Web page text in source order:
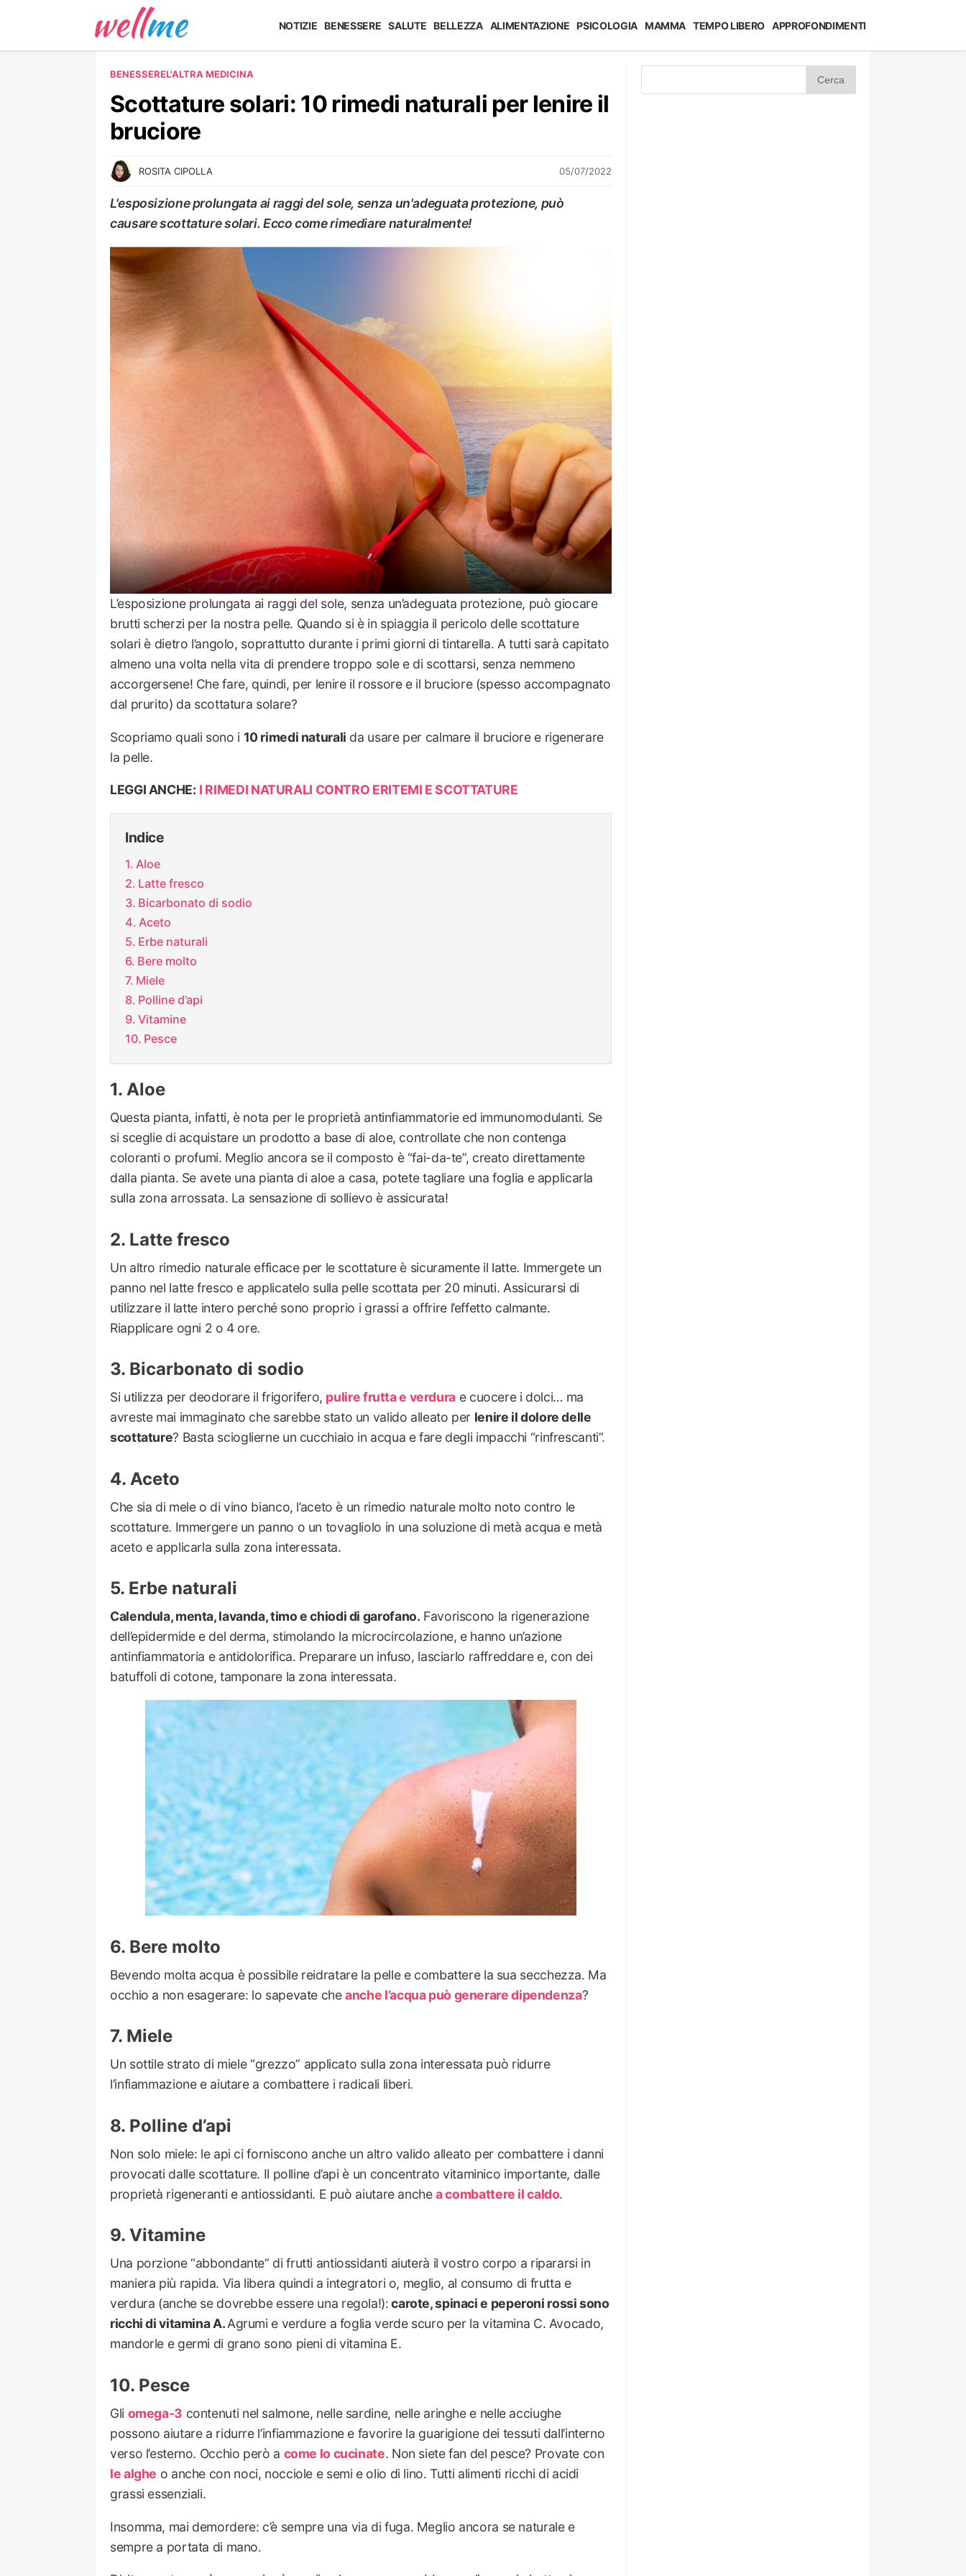
NOTIZIE BENESSERE SALUTE BELLEZZA ALIMENTAZIONE PSICOLOGIA MAMMA TEMPO LIBERO APPROFONDIMENTI
BENESSEREL'ALTRA MEDICINA
Scottature solari: 10 rimedi naturali per lenire il
bruciore
ROSITA CIPOLLA 05/07/2022
L'esposizione prolungata ai raggi del sole, senza un'adeguata protezione, può
causare scottature solari. Ecco come rimediare naturalmente!
L'ALTRA MEDICINA
L’esposizione prolungata ai raggi del sole, senza un’adeguata protezione, può giocare
brutti scherzi per la nostra pelle. Quando si è in spiaggia il pericolo delle scottature
solari è dietro l’angolo, soprattutto durante i primi giorni di tintarella. A tutti sarà capitato
almeno una volta nella vita di prendere troppo sole e di scottarsi, senza nemmeno
accorgersene! Che fare, quindi, per lenire il rossore e il bruciore (spesso accompagnato
dal prurito) da scottatura solare?
Scopriamo quali sono i 10 rimedi naturali da usare per calmare il bruciore e rigenerare
la pelle.
LEGGI ANCHE: I RIMEDI NATURALI CONTRO ERITEMI E SCOTTATURE
Indice
Aloe
Latte fresco
Bicarbonato di sodio
Aceto
Erbe naturali
Bere molto
Miele
Polline d’api
Vitamine
Pesce
Aloe
Questa pianta, infatti, è nota per le proprietà antinfiammatorie ed immunomodulanti. Se
si sceglie di acquistare un prodotto a base di aloe, controllate che non contenga
coloranti o profumi. Meglio ancora se il composto è “fai-da-te”, creato direttamente
dalla pianta. Se avete una pianta di aloe a casa, potete tagliare una foglia e applicarla
sulla zona arrossata. La sensazione di sollievo è assicurata!
Latte fresco
Un altro rimedio naturale efficace per le scottature è sicuramente il latte. Immergete un
panno nel latte fresco e applicatelo sulla pelle scottata per 20 minuti. Assicurarsi di
utilizzare il latte intero perché sono proprio i grassi a offrire l’effetto calmante.
Riapplicare ogni 2 o 4 ore.
Bicarbonato di sodio
Si utilizza per deodorare il frigorifero, pulire frutta e verdurae cuocere i dolci… ma
avreste mai immaginato che sarebbe stato un valido alleato per lenire il dolore delle
scottature? Basta scioglierne un cucchiaio in acqua e fare degli impacchi “rinfrescanti”.
Aceto
Che sia di mele o di vino bianco, l’aceto è un rimedio naturale molto noto contro le
scottature. Immergere un panno o un tovagliolo in una soluzione di metà acqua e metà
aceto e applicarla sulla zona interessata.
Erbe naturali
Calendula, menta, lavanda, timo e chiodi di garofano. Favoriscono la rigenerazione
dell’epidermide e del derma, stimolando la microcircolazione, e hanno un’azione
antinfiammatoria e antidolorifica. Preparare un infuso, lasciarlo raffreddare e, con dei
batuffoli di cotone, tamponare la zona interessata.
Bere molto
Bevendo molta acqua è possibile reidratare la pelle e combattere la sua secchezza. Ma
occhio a non esagerare: lo sapevate cheanche l’acqua può generare dipendenza?
Miele
Un sottile strato di miele “grezzo” applicato sulla zona interessata può ridurre
l’infiammazione e aiutare a combattere i radicali liberi.
Polline d’api
Non solo miele: le api ci forniscono anche un altro valido alleato per combattere i danni
provocati dalle scottature. Il polline d’api è un concentrato vitaminico importante, dalle
proprietà rigeneranti e antiossidanti. E può aiutare anchea combattere il caldo.
Vitamine
Una porzione “abbondante” di frutti antiossidanti aiuterà il vostro corpo a ripararsi in
maniera più rapida. Via libera quindi a integratori o, meglio, al consumo di frutta e
verdura (anche se dovrebbe essere una regola!):carote, spinaci e peperoni rossi sono
ricchi di vitamina A.Agrumi e verdure a foglia verde scuro per la vitamina C. Avocado,
mandorle e germi di grano sono pieni di vitamina E.
Pesce
Gli omega-3 contenuti nel salmone, nelle sardine, nelle aringhe e nelle acciughe
possono aiutare a ridurre l’infiammazione e favorire la guarigione dei tessuti dall’interno
verso l’esterno. Occhio però a come lo cucinate. Non siete fan del pesce? Provate con
le alghe o anche con noci, nocciole e semi e olio di lino. Tutti alimenti ricchi di acidi
grassi essenziali.
Insomma, mai demordere: c’è sempre una via di fuga. Meglio ancora se naturale e
sempre a portata di mano.